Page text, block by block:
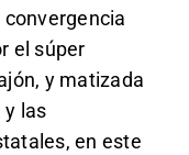
el súper
y matizada
y las
en este